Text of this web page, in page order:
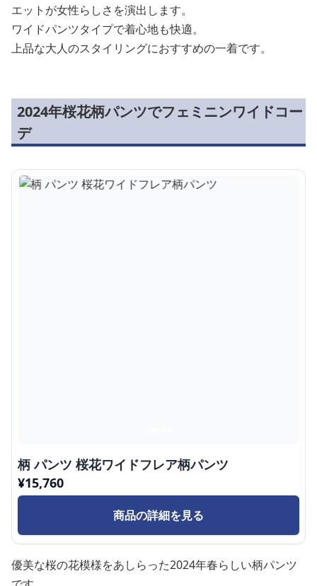
エットが女性らしさを演出します。
ワイドパンツタイプで着心地も快適。
上品な大人のスタイリングにおすすめの一着です。
2024年桜花柄パンツでフェミニンワイドコー
デ
柄 パンツ 桜花ワイドフレア柄パンツ
¥15,760
商品の詳細を見る
優美な桜の花模様をあしらった2024年春らしい柄パンツ